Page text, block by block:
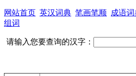
网站首页 英汉词典 笔画笔顺 成语
组词
请输入您要查询的汉字：